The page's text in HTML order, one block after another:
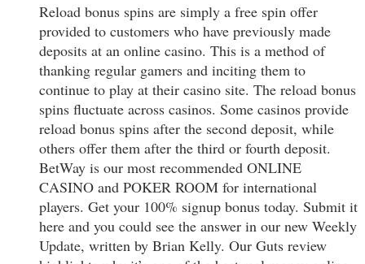
Reload bonus spins are simply a free spin offer
provided to customers who have previously made
deposits at an online casino. This is a method of
thanking regular gamers and inciting them to
continue to play at their casino site. The reload bonus
spins fluctuate across casinos. Some casinos provide
reload bonus spins after the second deposit, while
others offer them after the third or fourth deposit.
BetWay is our most recommended ONLINE
CASINO and POKER ROOM for international
players. Get your 100% signup bonus today. Submit it
here and you could see the answer in our new Weekly
Update, written by Brian Kelly. Our Guts review